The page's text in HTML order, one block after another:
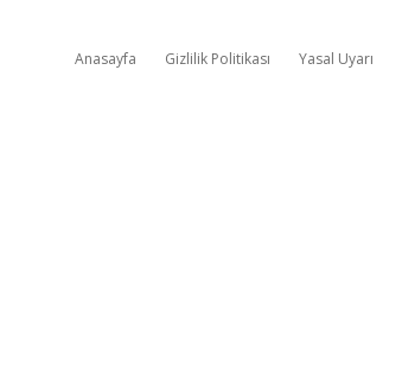
Anasayfa Gizlilik Politikası Yasal Uyarı